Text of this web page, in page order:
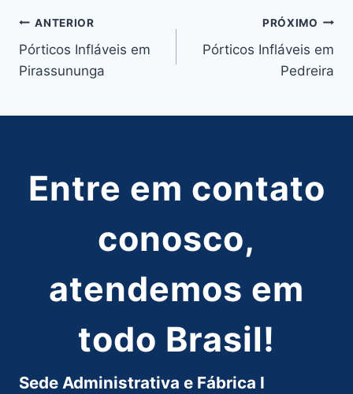
Navegação
de
ANTERIOR
Pórticos Infláveis em
Pirassununga
PRÓXIMO
Pórticos Infláveis em
Pedreira
Entre em contato
conosco,
atendemos em
todo Brasil!
Sede Administrativa e Fábrica I